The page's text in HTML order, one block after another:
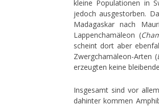
kleine Populationen in
jedoch ausgestorben.
Madagaskar nach
Lappenchamäleon (
scheint dort aber
Zwergchamäleon-Arten (
erzeugten keine
Insgesamt sind vor
dahinter kommen